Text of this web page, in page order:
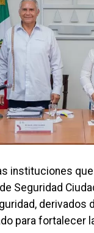
instituciones
Seguridad
derivados
para fortalecer